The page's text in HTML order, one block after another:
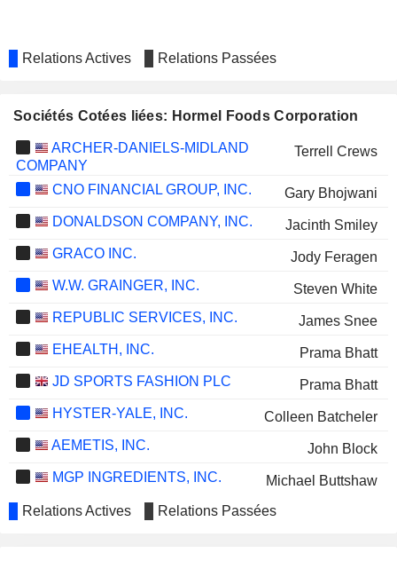
Relations Actives Relations Passées
Sociétés Cotées liées: Hormel Foods Corporation
ARCHER-DANIELS-MIDLAND
COMPANY
Terrell Crews
CNO FINANCIAL GROUP, INC.
Gary Bhojwani
DONALDSON COMPANY, INC.
Jacinth Smiley
GRACO INC.
Jody Feragen
W.W. GRAINGER, INC.
Steven White
REPUBLIC SERVICES, INC.
James Snee
EHEALTH, INC.
Prama Bhatt
JD SPORTS FASHION PLC
Prama Bhatt
HYSTER-YALE, INC.
Colleen Batcheler
AEMETIS, INC.
John Block
MGP INGREDIENTS, INC.
Michael Buttshaw
MAMA'S CREATIONS, INC.
Relations Actives Relations Passées